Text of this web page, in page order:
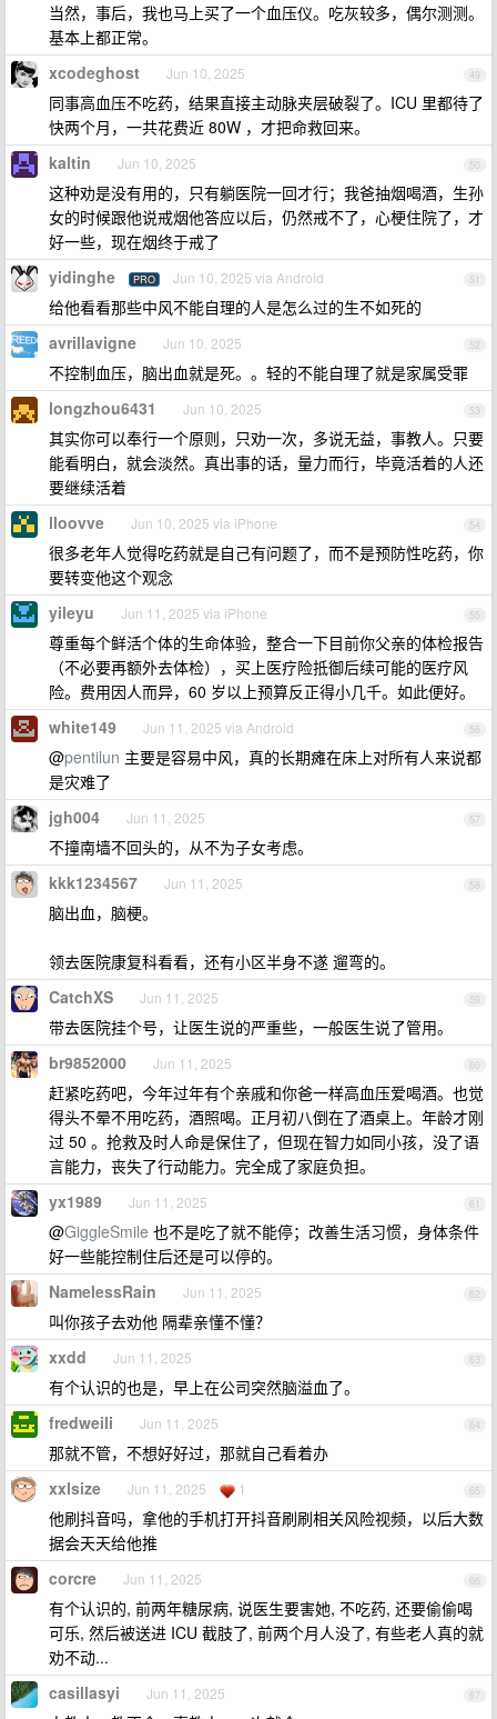
当然，事后，我也马上买了一个血压仪。吃灰较多，偶尔测测。
基本上都正常。
49
xcodeghost Jun 10, 2025
同事高血压不吃药，结果直接主动脉夹层破裂了。ICU 里都待了
快两个月，一共花费近 80W ，才把命救回来。
50
kaltin Jun 10, 2025
这种劝是没有用的，只有躺医院一回才行；我爸抽烟喝酒，生孙
女的时候跟他说戒烟他答应以后，仍然戒不了，心梗住院了，才
好一些，现在烟终于戒了
51
yidinghe PRO Jun 10, 2025 via Android
给他看看那些中风不能自理的人是怎么过的生不如死的
52
avrillavigne Jun 10, 2025
不控制血压，脑出血就是死。。轻的不能自理了就是家属受罪
53
longzhou6431 Jun 10, 2025
其实你可以奉行一个原则，只劝一次，多说无益，事教人。只要
能看明白，就会淡然。真出事的话，量力而行，毕竟活着的人还
要继续活着
54
lloovve Jun 10, 2025 via iPhone
很多老年人觉得吃药就是自己有问题了，而不是预防性吃药，你
要转变他这个观念
55
yileyu Jun 11, 2025 via iPhone
尊重每个鲜活个体的生命体验，整合一下目前你父亲的体检报告
（不必要再额外去体检），买上医疗险抵御后续可能的医疗风
险。费用因人而异，60 岁以上预算反正得小几千。如此便好。
56
white149 Jun 11, 2025 via Android
@pentilun 主要是容易中风，真的长期瘫在床上对所有人来说都
是灾难了
57
jgh004 Jun 11, 2025
不撞南墙不回头的，从不为子女考虑。
58
kkk1234567 Jun 11, 2025
脑出血，脑梗。
领去医院康复科看看，还有小区半身不遂 遛弯的。
59
CatchXS Jun 11, 2025
带去医院挂个号，让医生说的严重些，一般医生说了管用。
60
br9852000 Jun 11, 2025
赶紧吃药吧，今年过年有个亲戚和你爸一样高血压爱喝酒。也觉
得头不晕不用吃药，酒照喝。正月初八倒在了酒桌上。年龄才刚
过 50 。抢救及时人命是保住了，但现在智力如同小孩，没了语
言能力，丧失了行动能力。完全成了家庭负担。
61
yx1989 Jun 11, 2025
@GiggleSmile 也不是吃了就不能停；改善生活习惯，身体条件
好一些能控制住后还是可以停的。
62
NamelessRain Jun 11, 2025
叫你孩子去劝他 隔辈亲懂不懂？
63
xxdd Jun 11, 2025
有个认识的也是，早上在公司突然脑溢血了。
64
fredweili Jun 11, 2025
那就不管，不想好好过，那就自己看着办
65
xxlsize Jun 11, 2025 1
他刷抖音吗，拿他的手机打开抖音刷刷相关风险视频，以后大数
据会天天给他推
66
corcre Jun 11, 2025
有个认识的, 前两年糖尿病, 说医生要害她, 不吃药, 还要偷偷喝
可乐, 然后被送进 ICU 截肢了, 前两个月人没了, 有些老人真的就
劝不动...
67
casillasyi Jun 11, 2025